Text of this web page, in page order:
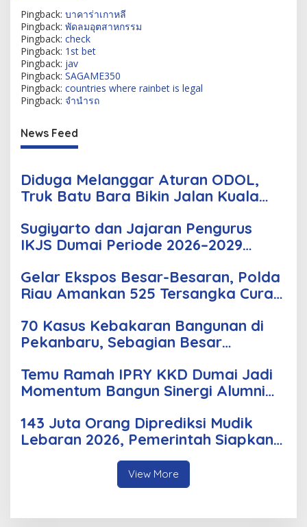
Pingback: บาคาร่าเกาหลี
Pingback: พัดลมอุตสาหกรรม
Pingback: check
Pingback: 1st bet
Pingback: jav
Pingback: SAGAME350
Pingback: countries where rainbet is legal
Pingback: จำนำรถ
News Feed
Diduga Melanggar Aturan ODOL,
Truk Batu Bara Bikin Jalan Kuala
Sugiyarto dan Jajaran Pengurus
IKJS Dumai Periode 2026–2029
Gelar Ekspos Besar-Besaran, Polda
Riau Amankan 525 Tersangka Curat,
70 Kasus Kebakaran Bangunan di
Pekanbaru, Sebagian Besar
Temu Ramah IPRY KKD Dumai Jadi
Momentum Bangun Sinergi Alumni
143 Juta Orang Diprediksi Mudik
Lebaran 2026, Pemerintah Siapkan
Berbagai Inovasi
View More